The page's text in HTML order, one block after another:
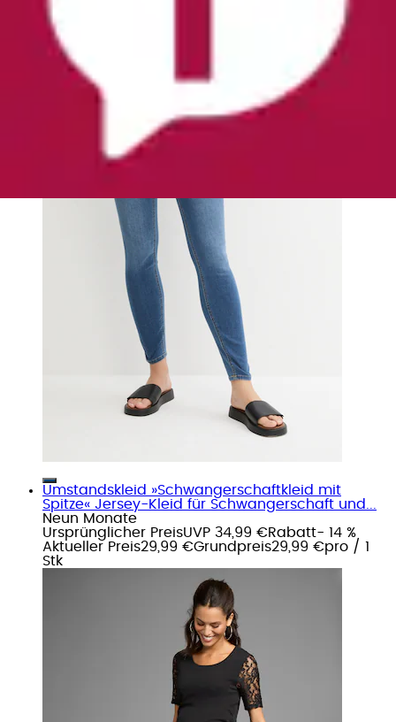
Ursprünglicher Preis
- 14 %
Aktueller Preis
Umstandskleid »Schwangerschaftkleid mit
Spitze« Jersey-Kleid für Schwangerschaft und...
Neun Monate
Ursprünglicher PreisUVP 34,99 €Rabatt- 14 %
Aktueller Preis29,99 €Grundpreis29,99 €pro / 1
Stk